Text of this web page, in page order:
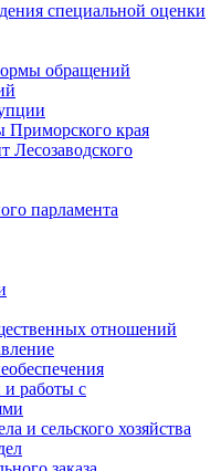
специальной оценки
обращений
Приморского края
парламента
отношений
работы с
и сельского хозяйства